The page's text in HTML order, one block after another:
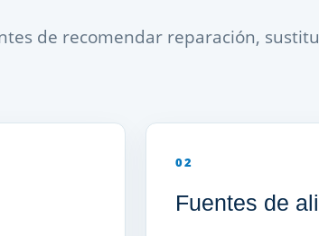
de recomendar reparación,
02
Fuentes de